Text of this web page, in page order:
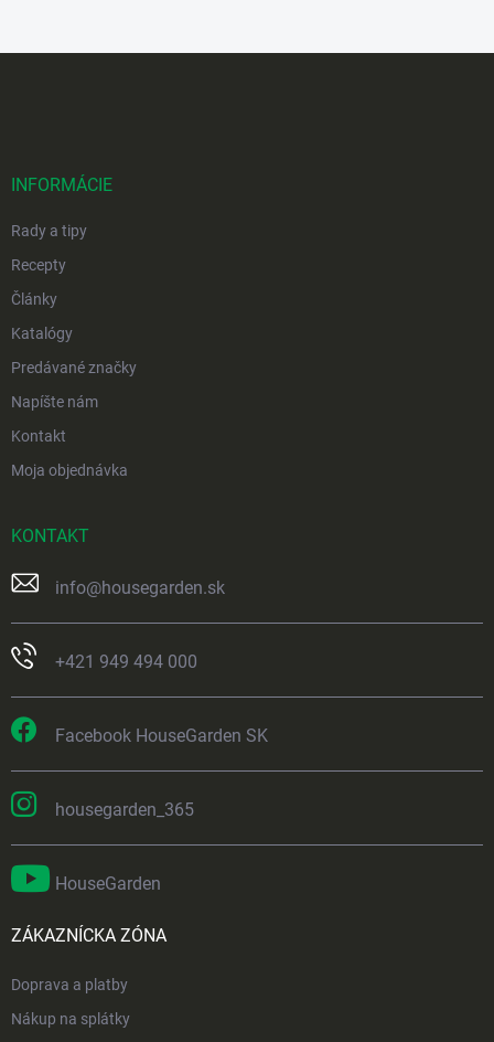
INFORMÁCIE
Rady a tipy
Recepty
Články
Katalógy
Predávané značky
Napíšte nám
Kontakt
Moja objednávka
KONTAKT
info@housegarden.sk
+421 949 494 000
Facebook HouseGarden SK
housegarden_365
HouseGarden
ZÁKAZNÍCKA ZÓNA
Doprava a platby
Nákup na splátky